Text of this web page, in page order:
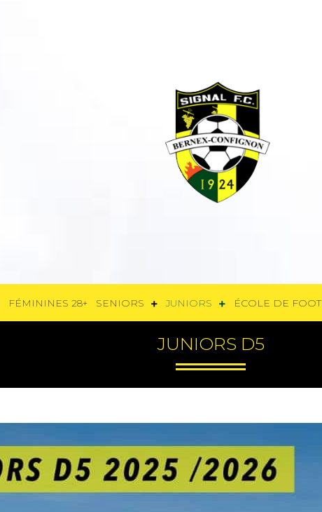
FÉMININES 28+ SENIORS JUNIORS ÉCOLE DE FOOT
JUNIORS D5